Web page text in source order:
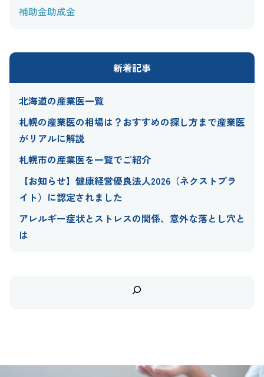
補助金助成金
新着記事
北海道の産業医一覧
札幌の産業医の相場は？おすすめの探し方まで産業医
がリアルに解説
札幌市の産業医を一覧でご紹介
【お知らせ】健康経営優良法人2026（ネクストブラ
イト）に認定されました
アレルギー症状とストレスの関係、意外な落とし穴と
は